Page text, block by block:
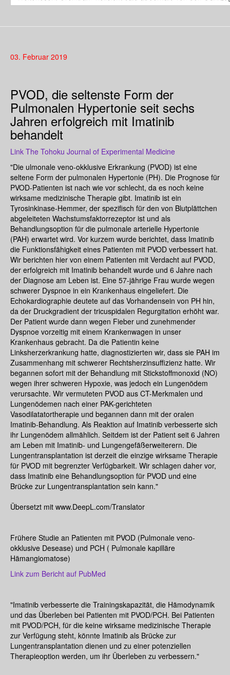
03. Februar 2019
PVOD, die seltenste Form der
Pulmonalen Hypertonie seit sechs
Jahren erfolgreich mit Imatinib
behandelt
Link The Tohoku Journal of Experimental Medicine
"Die ulmonale veno-okklusive Erkrankung (PVOD) ist eine
seltene Form der pulmonalen Hypertonie (PH). Die Prognose für
PVOD-Patienten ist nach wie vor schlecht, da es noch keine
wirksame medizinische Therapie gibt. Imatinib ist ein
Tyrosinkinase-Hemmer, der spezifisch für den von Blutplättchen
abgeleiteten Wachstumsfaktorrezeptor ist und als
Behandlungsoption für die pulmonale arterielle Hypertonie
(PAH) erwartet wird. Vor kurzem wurde berichtet, dass Imatinib
die Funktionsfähigkeit eines Patienten mit PVOD verbessert hat.
Wir berichten hier von einem Patienten mit Verdacht auf PVOD,
der erfolgreich mit Imatinib behandelt wurde und 6 Jahre nach
der Diagnose am Leben ist. Eine 57-jährige Frau wurde wegen
schwerer Dyspnoe in ein Krankenhaus eingeliefert. Die
Echokardiographie deutete auf das Vorhandensein von PH hin,
da der Druckgradient der tricuspidalen Regurgitation erhöht war.
Der Patient wurde dann wegen Fieber und zunehmender
Dyspnoe vorzeitig mit einem Krankenwagen in unser
Krankenhaus gebracht. Da die Patientin keine
Linksherzerkrankung hatte, diagnostizierten wir, dass sie PAH im
Zusammenhang mit schwerer Rechtsherzinsuffizienz hatte. Wir
begannen sofort mit der Behandlung mit Stickstoffmonoxid (NO)
wegen ihrer schweren Hypoxie, was jedoch ein Lungenödem
verursachte. Wir vermuteten PVOD aus CT-Merkmalen und
Lungenödemen nach einer PAK-gerichteten
Vasodilatatortherapie und begannen dann mit der oralen
Imatinib-Behandlung. Als Reaktion auf Imatinib verbesserte sich
ihr Lungenödem allmählich. Seitdem ist der Patient seit 6 Jahren
am Leben mit Imatinib- und Lungengefäßerweiterern. Die
Lungentransplantation ist derzeit die einzige wirksame Therapie
für PVOD mit begrenzter Verfügbarkeit. Wir schlagen daher vor,
dass Imatinib eine Behandlungsoption für PVOD und eine
Brücke zur Lungentransplantation sein kann."
Übersetzt mit www.DeepL.com/Translator
Frühere Studie an Patienten mit PVOD (Pulmonale veno-
okklusive Desease) und PCH ( Pulmonale kapilläre
Hämangiomatose)
Link zum Bericht auf PubMed
"Imatinib verbesserte die Trainingskapazität, die Hämodynamik
und das Überleben bei Patienten mit PVOD/PCH. Bei Patienten
mit PVOD/PCH, für die keine wirksame medizinische Therapie
zur Verfügung steht, könnte Imatinib als Brücke zur
Lungentransplantation dienen und zu einer potenziellen
Therapieoption werden, um ihr Überleben zu verbessern."